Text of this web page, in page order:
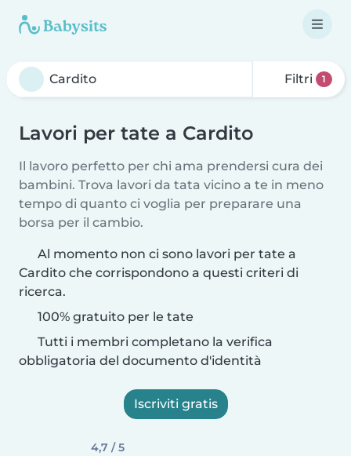
Filtri 1
Lavori per tate a Cardito
Il lavoro perfetto per chi ama prendersi cura dei
bambini. Trova lavori da tata vicino a te in meno
tempo di quanto ci voglia per preparare una
borsa per il cambio.
Al momento non ci sono lavori per tate a
Cardito che corrispondono a questi criteri di
ricerca.
100% gratuito per le tate
Tutti i membri completano la verifica
obbligatoria del documento d'identità
Iscriviti gratis
4,7 / 5